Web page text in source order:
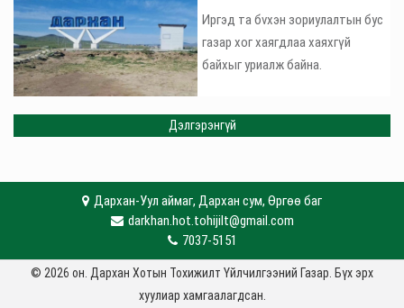
Иргэд та бvхэн зориулалтын бус
газар хог хаягдлаа хаяхгүй
байхыг уриалж байна.
Дэлгэрэнгүй
Дархан-Уул аймаг, Дархан сум, Өргөө баг
darkhan.hot.tohijilt@gmail.com
7037-5151
© 2026 он. Дархан Хотын Тохижилт Үйлчилгээний Газар. Бүх эрх
хуулиар хамгаалагдсан.